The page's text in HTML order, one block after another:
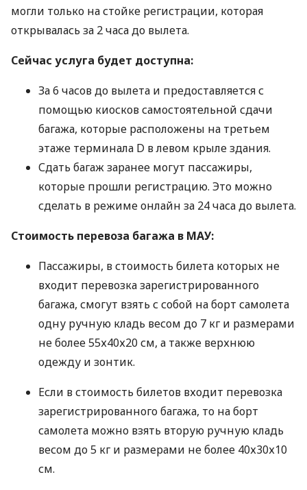
могли только на стойке регистрации, которая
открывалась за 2 часа до вылета.
Сейчас услуга будет доступна:
За 6 часов до вылета и предоставляется с
помощью киосков самостоятельной сдачи
багажа, которые расположены на третьем
этаже терминала D в левом крыле здания.
Сдать багаж заранее могут пассажиры,
которые прошли регистрацию. Это можно
сделать в режиме онлайн за 24 часа до вылета.
Стоимость перевоза багажа в МАУ:
Пассажиры, в стоимость билета которых не
входит перевозка зарегистрированного
багажа, смогут взять с собой на борт самолета
одну ручную кладь весом до 7 кг и размерами
не более 55х40х20 см, а также верхнюю
одежду и зонтик.
Если в стоимость билетов входит перевозка
зарегистрированного багажа, то на борт
самолета можно взять вторую ручную кладь
весом до 5 кг и размерами не более 40х30х10
см.